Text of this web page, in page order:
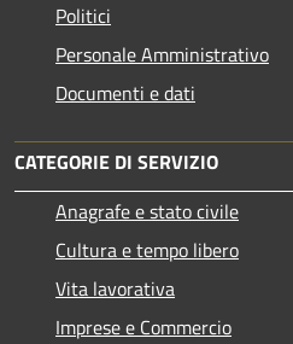
Politici
Personale Amministrativo
Documenti e dati
CATEGORIE DI SERVIZIO
Anagrafe e stato civile
Cultura e tempo libero
Vita lavorativa
Imprese e Commercio